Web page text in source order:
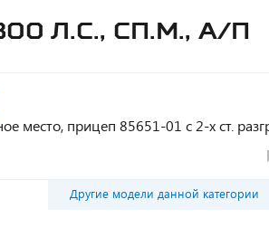
Л.С., СП.М., А/П
место, прицеп 85651-01 с 2-х ст.
Другие модели данной категории